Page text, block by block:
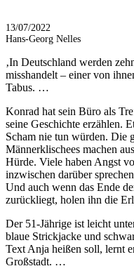
13/07/2022
Hans-Georg Nelles
‚In Deutschland werden
misshandelt – einer von
Tabus. …
Konrad hat sein Büro als
seine Geschichte erzählen.
Scham nie tun würden. Die
Männerklischees machen
Hürde. Viele haben Angst
inzwischen darüber
Und auch wenn das Ende
zurückliegt, holen ihn die
Der 51-Jährige ist leicht
blaue Strickjacke und
Text Anja heißen soll, lernt
Großstadt. …